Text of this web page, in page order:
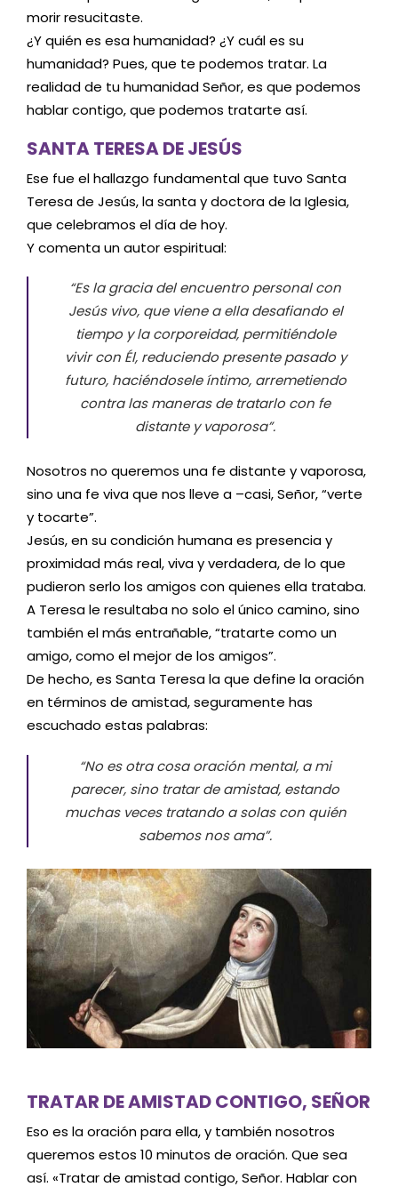
morir resucitaste.
¿Y quién es esa humanidad? ¿Y cuál es su
humanidad? Pues, que te podemos tratar. La
realidad de tu humanidad Señor, es que podemos
hablar contigo, que podemos tratarte así.
SANTA TERESA DE JESÚS
Ese fue el hallazgo fundamental que tuvo Santa
Teresa de Jesús, la santa y doctora de la Iglesia,
que celebramos el día de hoy.
Y comenta un autor espiritual:
“Es la gracia del encuentro personal con
Jesús vivo, que viene a ella desafiando el
tiempo y la corporeidad, permitiéndole
vivir con Él, reduciendo presente pasado y
futuro, haciéndosele íntimo, arremetiendo
contra las maneras de tratarlo con fe
distante y vaporosa”.
Nosotros no queremos una fe distante y vaporosa,
sino una fe viva que nos lleve a –casi, Señor, “verte
y tocarte”.
Jesús, en su condición humana es presencia y
proximidad más real, viva y verdadera, de lo que
pudieron serlo los amigos con quienes ella trataba.
A Teresa le resultaba no solo el único camino, sino
también el más entrañable, “tratarte como un
amigo, como el mejor de los amigos”.
De hecho, es Santa Teresa la que define la oración
en términos de amistad, seguramente has
escuchado estas palabras:
“No es otra cosa oración mental, a mi
parecer, sino tratar de amistad, estando
muchas veces tratando a solas con quién
sabemos nos ama”.
TRATAR DE AMISTAD CONTIGO, SEÑOR
Eso es la oración para ella, y también nosotros
queremos estos 10 minutos de oración. Que sea
así. «Tratar de amistad contigo, Señor. Hablar con